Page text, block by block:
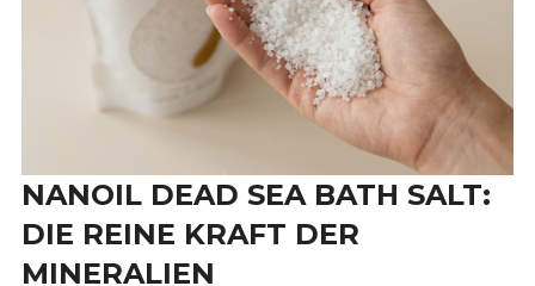
NANOIL DEAD SEA BATH SALT:
DIE REINE KRAFT DER
MINERALIEN